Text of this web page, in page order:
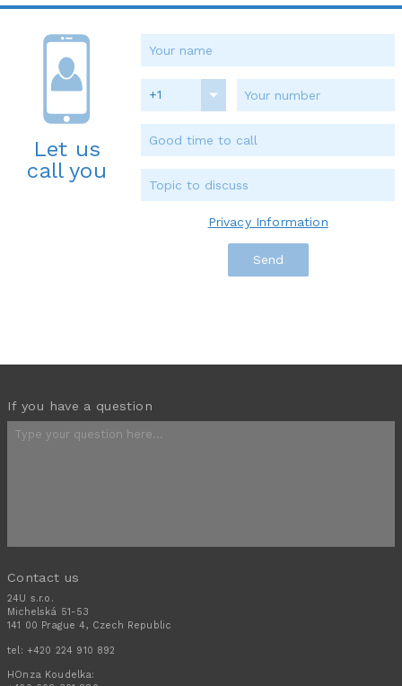
Let us
call you
+1
Privacy Information
If you have a question
Contact us
24U s.r.o.
Michelská 51-53
141 00 Prague 4, Czech Republic
tel: +420 224 910 892
HOnza Koudelka: